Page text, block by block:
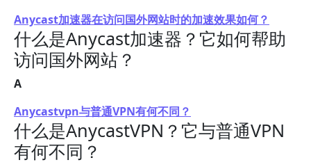
Anycast加速器在访问国外网站时的加速效果如何？
什么是Anycast加速器？它如何帮助
访问国外网站？
A
Anycastvpn与普通VPN有何不同？
什么是AnycastVPN？它与普通VPN
有何不同？